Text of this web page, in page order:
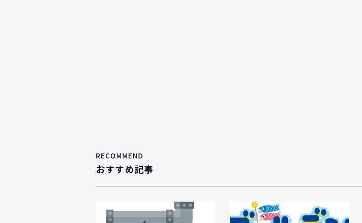
RECOMMEND
おすすめ記事